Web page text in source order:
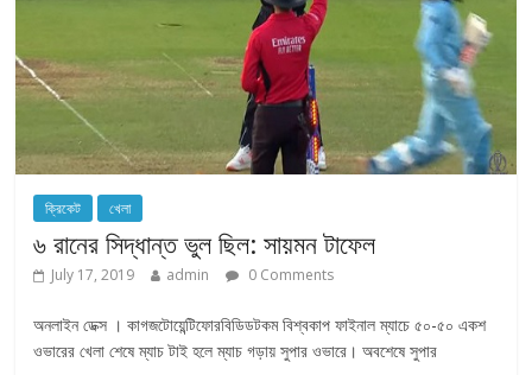
ক্রিকেট খেলা
৬ রানের সিদ্ধান্ত ভুল ছিল: সায়মন টাফেল
July 17, 2019 admin 0 Comments
অনলাইন ডেক্স । কাগজটোয়েন্টিফোরবিডিডটকম বিশ্বকাপ ফাইনাল ম্যাচে ৫০-৫০ একশ
ওভারের খেলা শেষে ম্যাচ টাই হলে ম্যাচ গড়ায় সুপার ওভারে। অবশেষে সুপার